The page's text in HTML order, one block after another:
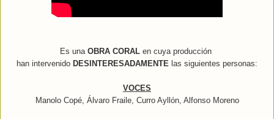
Es una OBRA CORAL en cuya producción
han intervenido DESINTERESADAMENTE las siguientes personas:
VOCES
Manolo Copé, Álvaro Fraile, Curro Ayllón, Alfonso Moreno